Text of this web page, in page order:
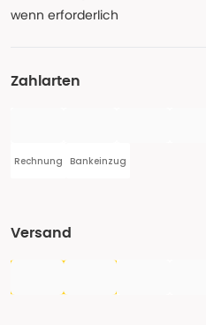
wenn erforderlich
Zahlarten
Rechnung Bankeinzug
Versand